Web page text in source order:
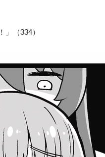
（334）